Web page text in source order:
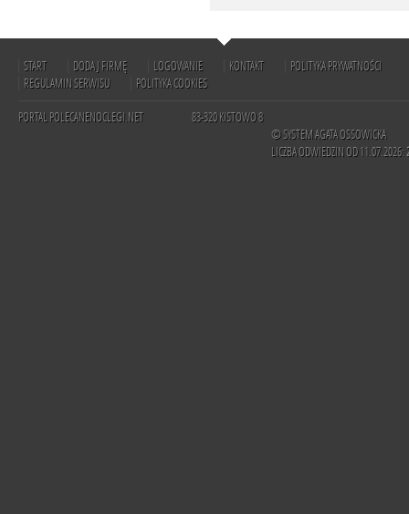
START DODAJ FIRMĘ LOGOWANIE KONTAKT
POLITYKA PRYWATNOŚCI
REGULAMIN SERWISU
POLITYKA COOKIES
PORTAL POLECANENOCLEGI.NET
83-320 KISTOWO 8
© SYSTEM AGATA OSSOWICKA
LICZBA ODWIEDZIN OD 11.07.2026: